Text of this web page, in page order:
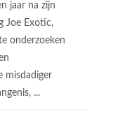
jaar na zijn
Joe Exotic,
onderzoeken
misdadiger
...